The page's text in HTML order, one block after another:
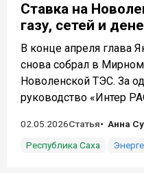
Ставка на
газу, сетей и
В конце апреля глава
снова собрал в
Новоленской ТЭС. За
руководство «Интер
02.05.2026Статья
Анна
Республика Саха